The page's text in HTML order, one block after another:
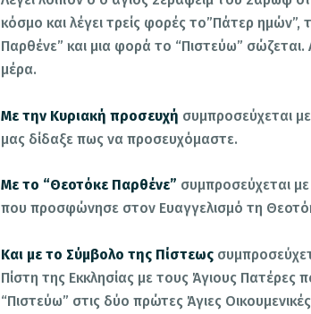
κόσμο και λέγει τρείς φορές το”Πάτερ ημών”,
Παρθένε” και μια φορά το “Πιστεύω”
μέρα.
Με την Κυριακή προσευχή συμπροσεύχεται
μας δίδαξε πως να προσευχόμαστε.
Με το “Θεοτόκε Παρθένε” συμπροσεύχεται
που προσφώνησε στον Ευαγγελισμό τη
Και με το Σύμβολο της Πίστεως
Πίστη της Εκκλησίας με τους Άγιους Πατέρες
“Πιστεύω” στις δύο πρώτες Άγιες